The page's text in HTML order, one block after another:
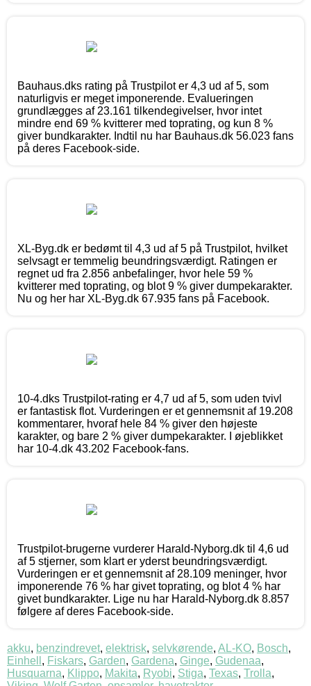
Bauhaus.dks rating på Trustpilot er 4,3 ud af 5, som
naturligvis er meget imponerende. Evalueringen
grundlægges af 23.161 tilkendegivelser, hvor intet
mindre end 69 % kvitterer med toprating, og kun 8 %
giver bundkarakter. Indtil nu har Bauhaus.dk 56.023 fans
på deres Facebook-side.
XL-Byg.dk er bedømt til 4,3 ud af 5 på Trustpilot, hvilket
selvsagt er temmelig beundringsværdigt. Ratingen er
regnet ud fra 2.856 anbefalinger, hvor hele 59 %
kvitterer med toprating, og blot 9 % giver dumpekarakter.
Nu og her har XL-Byg.dk 67.935 fans på Facebook.
10-4.dks Trustpilot-rating er 4,7 ud af 5, som uden tvivl
er fantastisk flot. Vurderingen er et gennemsnit af 19.208
kommentarer, hvoraf hele 84 % giver den højeste
karakter, og bare 2 % giver dumpekarakter. I øjeblikket
har 10-4.dk 43.202 Facebook-fans.
Trustpilot-brugerne vurderer Harald-Nyborg.dk til 4,6 ud
af 5 stjerner, som klart er yderst beundringsværdigt.
Vurderingen er et gennemsnit af 28.109 meninger, hvor
imponerende 76 % har givet toprating, og blot 4 % har
givet bundkarakter. Lige nu har Harald-Nyborg.dk 8.857
følgere af deres Facebook-side.
akku, benzindrevet, elektrisk, selvkørende, AL-KO, Bosch,
Einhell , Fiskars, Garden, Gardena, Ginge, Gudenaa,
Husquarna, Klippo, Makita, Ryobi, Stiga, Texas, Trolla,